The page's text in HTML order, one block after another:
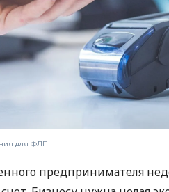
для ФЛП
предпринимателя